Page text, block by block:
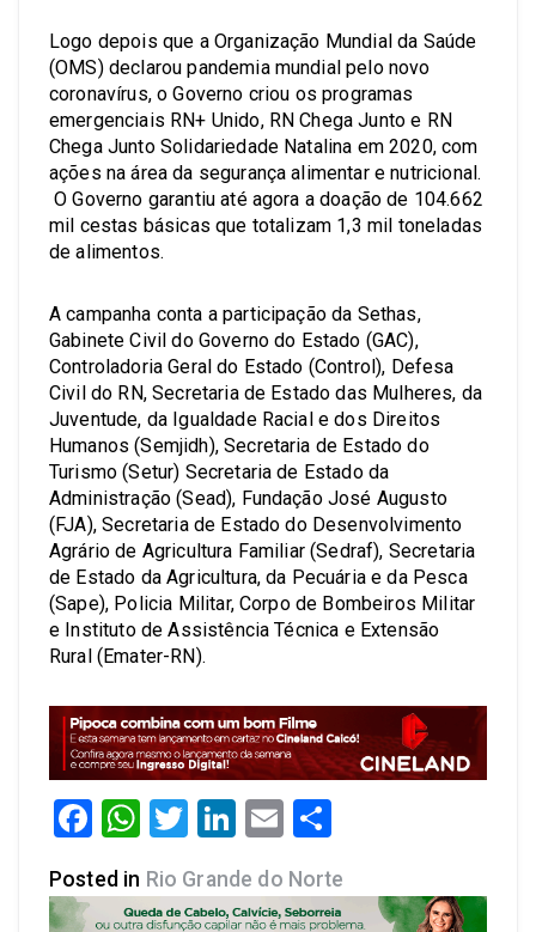
Logo depois que a Organização Mundial da Saúde
(OMS) declarou pandemia mundial pelo novo
coronavírus, o Governo criou os programas
emergenciais RN+ Unido, RN Chega Junto e RN
Chega Junto Solidariedade Natalina em 2020, com
ações na área da segurança alimentar e nutricional.
O Governo garantiu até agora a doação de 104.662
mil cestas básicas que totalizam 1,3 mil toneladas
de alimentos.
A campanha conta a participação da Sethas,
Gabinete Civil do Governo do Estado (GAC),
Controladoria Geral do Estado (Control), Defesa
Civil do RN, Secretaria de Estado das Mulheres, da
Juventude, da Igualdade Racial e dos Direitos
Humanos (Semjidh), Secretaria de Estado do
Turismo (Setur) Secretaria de Estado da
Administração (Sead), Fundação José Augusto
(FJA), Secretaria de Estado do Desenvolvimento
Agrário de Agricultura Familiar (Sedraf), Secretaria
de Estado da Agricultura, da Pecuária e da Pesca
(Sape), Policia Militar, Corpo de Bombeiros Militar
e Instituto de Assistência Técnica e Extensão
Rural (Emater-RN).
Facebook
WhatsApp
Twitter
LinkedIn
Email
Posted in Rio Grande do Norte